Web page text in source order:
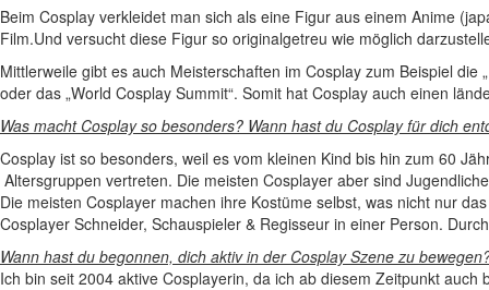
Beim Cosplay verkleidet man sich als eine Figur aus einem Anime
Film.Und versucht diese Figur so originalgetreu wie möglich
Mittlerweile gibt es auch Meisterschaften im Cosplay zum Beispiel die
oder das „World Cosplay Summit“. Somit hat Cosplay auch einen
Was macht Cosplay so besonders? Wann hast du Cosplay für dich
Cosplay ist so besonders, weil es vom kleinen Kind bis hin zum 60
Altersgruppen vertreten. Die meisten Cosplayer aber sind
Die meisten Cosplayer machen ihre Kostüme selbst, was nicht nur
Cosplayer Schneider, Schauspieler & Regisseur in einer Person.
Wann hast du begonnen, dich aktiv in der Cosplay Szene zu
Ich bin seit 2004 aktive Cosplayerin, da ich ab diesem Zeitpunkt